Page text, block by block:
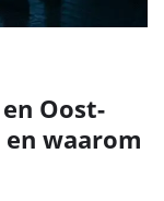
Oost-
waarom